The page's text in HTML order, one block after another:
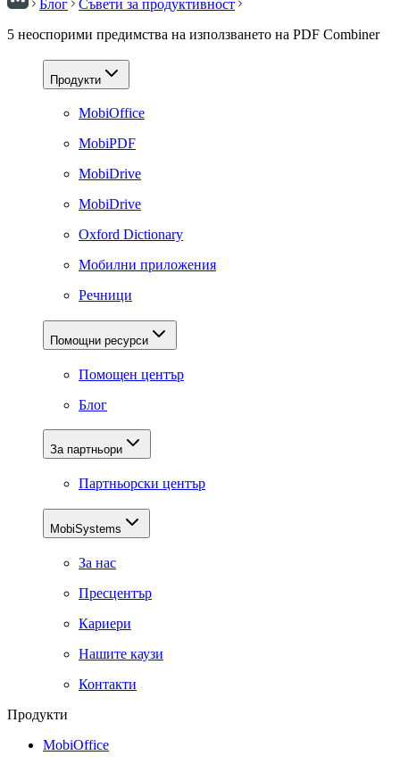
Блог
Съвети за продуктивност
5 неоспорими предимства на използването на PDF Combiner
Продукти
MobiOffice
MobiPDF
MobiDrive
MobiDrive
Oxford Dictionary
Мобилни приложения
Речници
Помощни ресурси
Помощен център
Блог
За партньори
Партньорски център
MobiSystems
За нас
Пресцентър
Кариери
Нашите каузи
Контакти
Продукти
MobiOffice